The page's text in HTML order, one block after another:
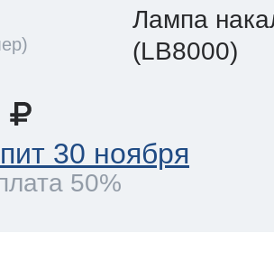
Лампа
(LB8000)
30 ноября
50%